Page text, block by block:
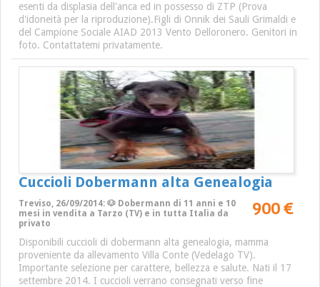
esenti da displasia dell'anca ed in possesso di ZTP (Prova
d'idoneità per la riproduzione).Figli di Onnik dei Sauli Grimaldi e
del Campione Sociale AIAD 2013 Vento Delloronero. Genitori in
foto. Contattatemi privatamente.
Cuccioli Dobermann alta Genealogia
900 €
Treviso, 26/09/2014: 🐶 Dobermann di 11 anni e 10
mesi in vendita a Tarzo (TV) e in tutta Italia da
privato
Disponibili cuccioli di dobermann alta genealogia, mamma
proveniente da allevamento Villa Conte (Vedelago TV).
Importante selezione per carattere, bellezza e salute. Nati il 17
settembre 2014. I cuccioli verrano consegnati verso fine